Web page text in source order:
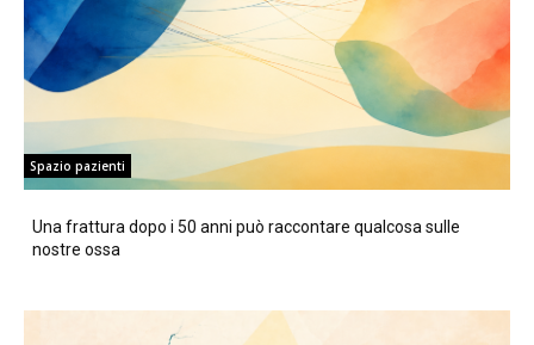
Spazio pazienti
Una frattura dopo i 50 anni può raccontare qualcosa sulle
nostre ossa